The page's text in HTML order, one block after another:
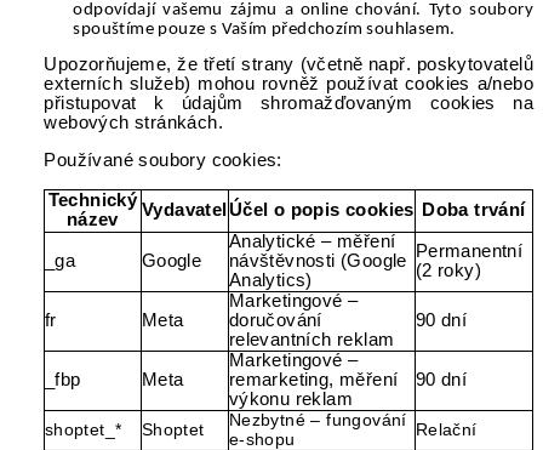
odpovídají vašemu zájmu a online chování. Tyto soubory
spouštíme pouze s Vaším předchozím souhlasem.
Upozorňujeme, že třetí strany (včetně např. poskytovatelů
externích služeb) mohou rovněž používat cookies a/nebo
přistupovat k údajům shromažďovaným cookies na
webových stránkách.
Používané soubory cookies:
Technický
název
Vydavatel Účel o popis cookies Doba trvání
_ga Google
Analytické – měření
návštěvnosti (Google
Analytics)
Permanentní
(2 roky)
fr Meta
Marketingové –
doručování
relevantních reklam
90 dní
_fbp Meta
Marketingové –
remarketing, měření
výkonu reklam
90 dní
shoptet_* Shoptet
Nezbytné – fungování
e-shopu
Relační